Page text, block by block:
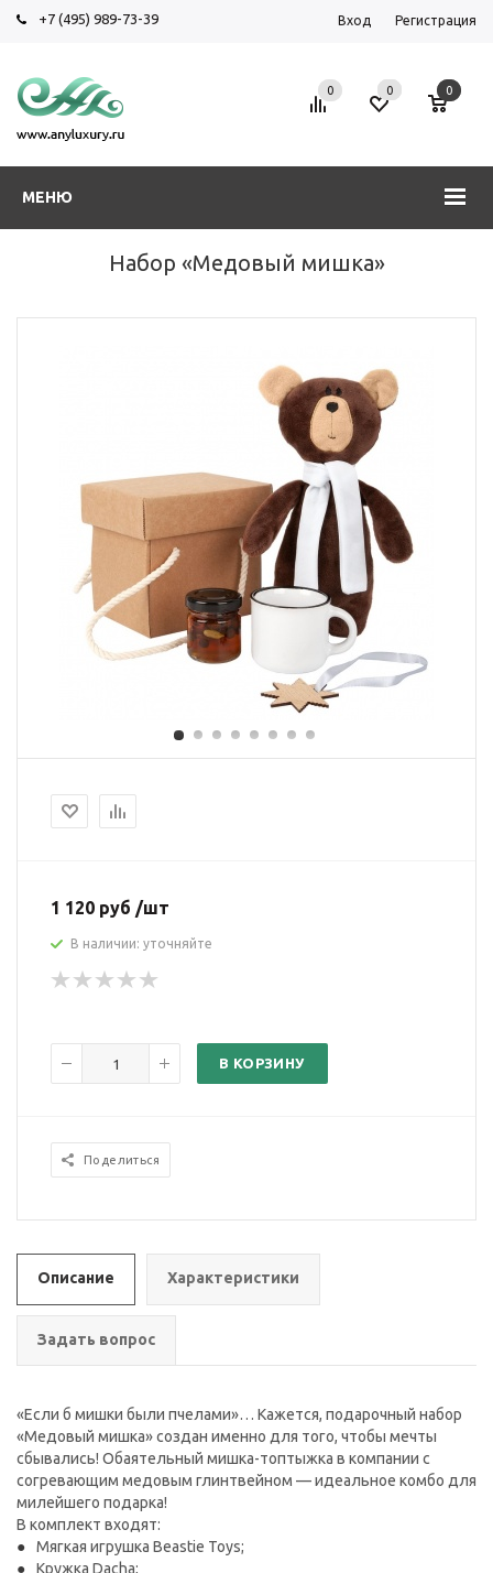
+7 (495) 989-73-39 Вход Регистрация
МЕНЮ
0 0 0
Набор «Медовый мишка»
1 120 руб /шт
В наличии: уточняйте
В КОРЗИНУ
Поделиться
Описание Характеристики
Задать вопрос
«Если б мишки были пчелами»… Кажется, подарочный набор
«Медовый мишка» создан именно для того, чтобы мечты
сбывались! Обаятельный мишка-топтыжка в компании с
согревающим медовым глинтвейном — идеальное комбо для
милейшего подарка!
В комплект входят:
Мягкая игрушка Beastie Toys;
Кружка Dacha;